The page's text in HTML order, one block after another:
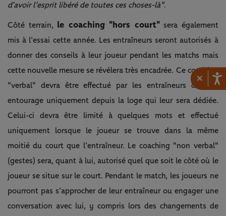
×
d’avoir l’esprit libéré de toutes ces choses-là".
Côté terrain, le coaching "hors court"sera également
mis à l’essai cette année. Les entraîneurs seront autorisés à
donner des conseils à leur joueur pendant les matchs mais
cette nouvelle mesure se révélera très encadrée. Ce coaching
"verbal" devra être effectué par les entraîneurs ou leur
entourage uniquement depuis la loge qui leur sera dédiée.
Celui-ci devra être limité à quelques mots et effectué
uniquement lorsque le joueur se trouve dans la même
moitié du court que l’entraîneur. Le coaching "non verbal"
(gestes) sera, quant à lui, autorisé quel que soit le côté où le
joueur se situe sur le court. Pendant le match, les joueurs ne
pourront pas s’approcher de leur entraîneur ou engager une
conversation avec lui, y compris lors des changements de